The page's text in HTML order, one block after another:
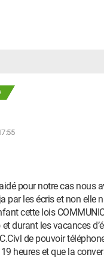
pour notre cas nous
par les écris et non elle
cette lois
durant les vacances
de pouvoir
heures et que la